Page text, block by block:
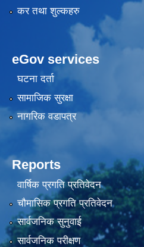
कर तथा शुल्कहरु
eGov services
घटना दर्ता
सामाजिक सुरक्षा
नागरिक वडापत्र
Reports
वार्षिक प्रगति प्रतिवेदन
चौमासिक प्रगति प्रतिवेदन
सार्वजनिक सुनुवाई
सार्वजनिक परीक्षण